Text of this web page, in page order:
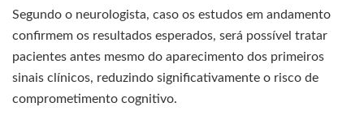
Segundo o neurologista, caso os estudos em andamento
confirmem os resultados esperados, será possível tratar
pacientes antes mesmo do aparecimento dos primeiros
sinais clínicos, reduzindo significativamente o risco de
comprometimento cognitivo.